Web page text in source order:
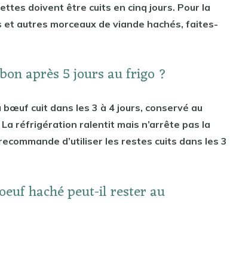
doivent être cuits en cinq jours. Pour la
et autres morceaux de viande hachés, faites-
après 5 jours au frigo ?
bœuf cuit dans les 3 à 4 jours, conservé au
réfrigération ralentit mais n’arrête pas la
d’utiliser les restes cuits dans les 3
haché peut-il rester au